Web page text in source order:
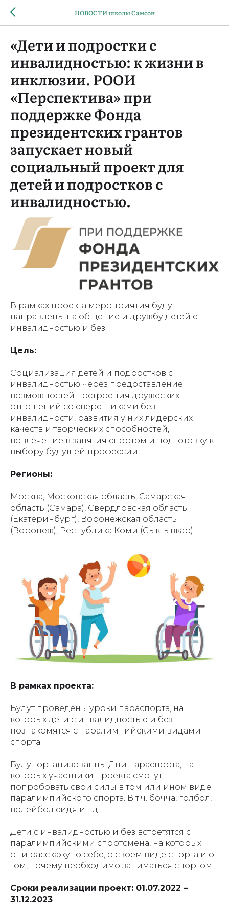
НОВОСТИ школы Самсон
«Дети и подростки с
инвалидностью: к жизни в
инклюзии. РООИ
«Перспектива» при
поддержке Фонда
президентских грантов
запускает новый
социальный проект для
детей и подростков с
инвалидностью.
В рамках проекта мероприятия будут
направлены на общение и дружбу детей с
инвалидностью и без.
Цель:
Социализация детей и подростков с
инвалидностью через предоставление
возможностей построения дружеских
отношений со сверстниками без
инвалидности, развития у них лидерских
качеств и творческих способностей,
вовлечение в занятия спортом и подготовку к
выбору будущей профессии.
Регионы:
Москва, Московская область, Самарская
область (Самара), Свердловская область
(Екатеринбург), Воронежская область
(Воронеж), Республика Коми (Сыктывкар).
В рамках проекта:
Будут проведены уроки параспорта, на
которых дети с инвалидностью и без
познакомятся с паралимпийскими видами
спорта
Будут организованны Дни параспорта, на
которых участники проекта смогут
попробовать свои силы в том или ином виде
паралимпийского спорта. В т.ч. бочча, голбол,
волейбол сидя и т.д
Дети с инвалидностью и без встретятся с
паралимпийскими спортсмена, на которых
они расскажут о себе, о своем виде спорта и о
том, почему необходимо заниматься спортом.
Сроки реализации проект: 01.07.2022 –
31.12.2023